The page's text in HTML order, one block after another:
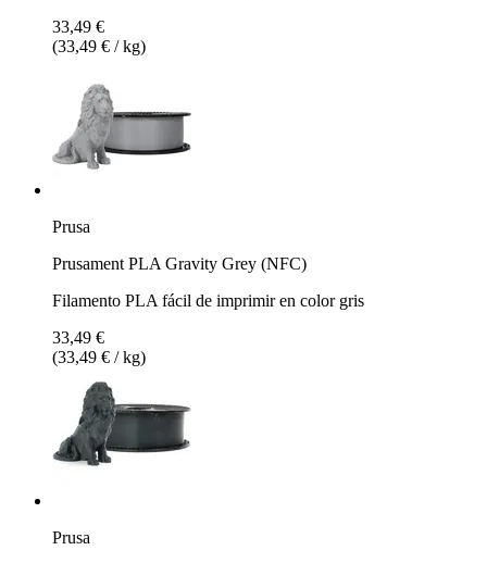
33,49 €
(33,49 € / kg)
Prusa
Prusament PLA Gravity Grey (NFC)
Filamento PLA fácil de imprimir en color gris
33,49 €
(33,49 € / kg)
Prusa